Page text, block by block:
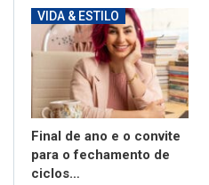
VIDA & ESTILO
Final de ano e o convite
para o fechamento de
ciclos…